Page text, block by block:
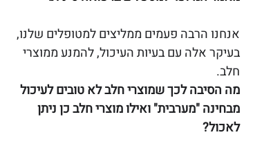
אנחנו הרבה פעמים ממליצים למטופלים שלנו,
בעיקר אלה עם בעיות העיכול, להמנע ממוצרי
חלב.
מה הסיבה לכך שמוצרי חלב לא טובים לעיכול
מבחינה "מערבית" ואילו מוצרי חלב כן ניתן
לאכול?